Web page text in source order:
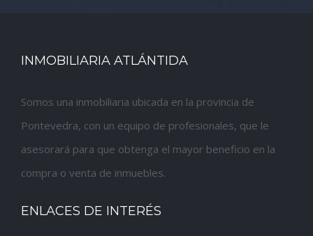
INMOBILIARIA ATLÁNTIDA
Somos una inmobiliaria ubicada en la provincia de
Pontevedra, con un equipo de profesionales, que le
asesorará para que obtenga el mayor beneficio en la
compra o venta de inmuebles.
ENLACES DE INTERÉS